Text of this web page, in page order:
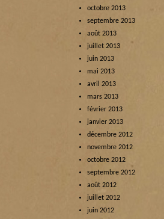
octobre 2013
septembre 2013
août 2013
juillet 2013
juin 2013
mai 2013
avril 2013
mars 2013
février 2013
janvier 2013
décembre 2012
novembre 2012
octobre 2012
septembre 2012
août 2012
juillet 2012
juin 2012